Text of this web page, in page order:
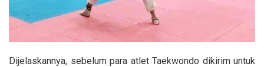
Dijelaskannya, sebelum para atlet Taekwondo dikirim untuk